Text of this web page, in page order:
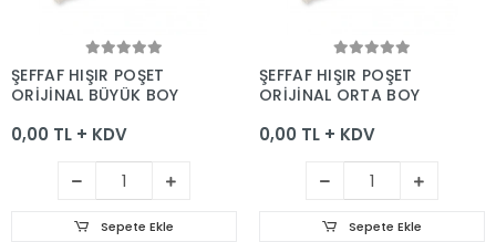
Sepete Ekle
ŞEFFAF HIŞIR POŞET
ORİJİNAL BÜYÜK BOY
0,00 TL + KDV
Sepete Ekle
Sepete Ekle
ŞEFFAF HIŞIR POŞET
ORİJİNAL ORTA BOY
0,00 TL + KDV
Sepete Ekle